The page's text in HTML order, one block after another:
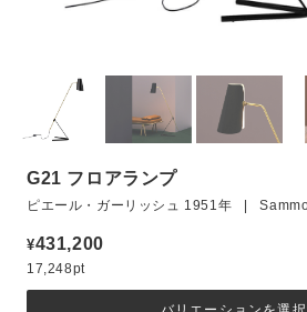
G21 フロアランプ
ピエール・ガーリッシュ 1951年 |
¥431,200
17,248pt